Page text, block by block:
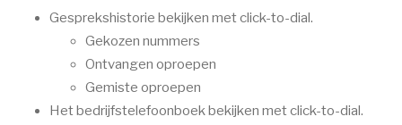
Gesprekshistorie bekijken met click-to-dial.
Gekozen nummers
Ontvangen oproepen
Gemiste oproepen
Het bedrijfstelefoonboek bekijken met click-to-dial.